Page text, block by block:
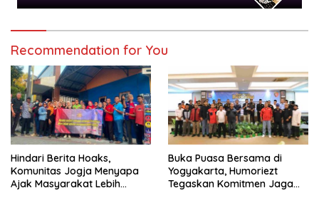
Recommendation for You
Hindari Berita Hoaks,
Komunitas Jogja Menyapa
Ajak Masyarakat Lebih
Buka Puasa Bersama di
Yogyakarta, Humoriezt
Tegaskan Komitmen Jaga